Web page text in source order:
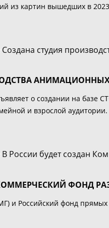
из картин вышедших в
о создании на базе
и взрослой аудитории.
ФОНД
и Российский фонд